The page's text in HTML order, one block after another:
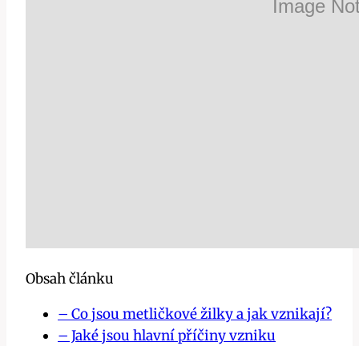
Obsah článku
– ​Co jsou metličkové žilky⁣ a jak vznikají?
– Jaké jsou hlavní příčiny vzniku